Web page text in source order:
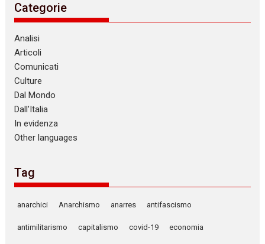
Categorie
Analisi
Articoli
Comunicati
Culture
Dal Mondo
Dall’Italia
In evidenza
Other languages
Tag
anarchici Anarchismo anarres antifascismo
antimilitarismo capitalismo covid-19 economia